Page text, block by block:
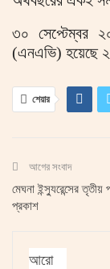
৩০ সেপ্টেম্বর
(এনএভি) হয়েছে
শেয়ার
আগের সংবাদ
মেঘনা ইন্স্যুরেন্সের তৃতীয়
প্রকাশ
আরো